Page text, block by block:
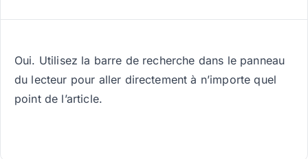
Oui. Utilisez la barre de recherche dans le panneau
du lecteur pour aller directement à n’importe quel
point de l’article.